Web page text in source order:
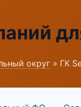
округ » ГК